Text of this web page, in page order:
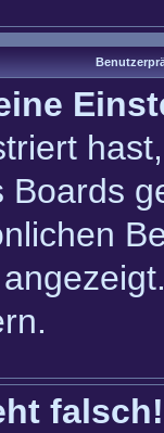
Boards
falsch!